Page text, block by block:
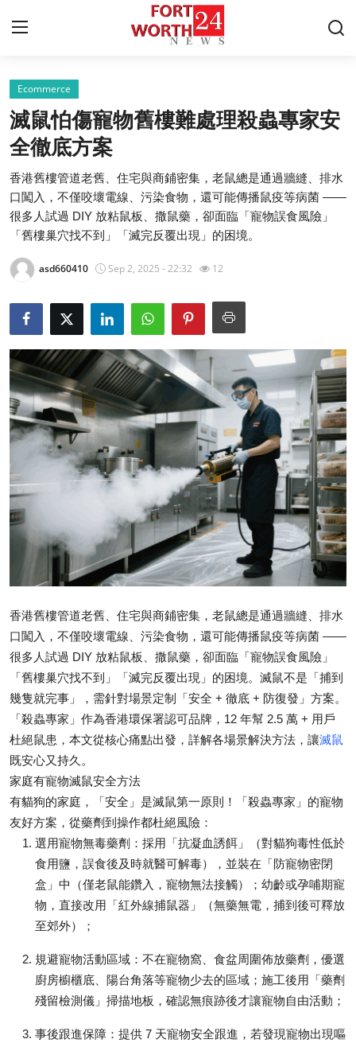
Home
Press Release
Contact
Privacy Policy
About
Health
Submit Press Release
Guest Posting
Crypto
Advertise with US
Business
Tech
Real Estate
General
Top 10
How To
Support Number
Ecommerce
滅鼠怕傷寵物舊樓難處理殺蟲專家安
全徹底方案
香港舊樓管道老舊、住宅與商鋪密集，老鼠總是通過牆縫、排水
口闖入，不僅咬壞電線、污染食物，還可能傳播鼠疫等病菌 ——
很多人試過 DIY 放粘鼠板、撒鼠藥，卻面臨「寵物誤食風險」
「舊樓巢穴找不到」「滅完反覆出現」的困境。
asd660410 Sep 2, 2025 - 22:32 12
香港舊樓管道老舊、住宅與商鋪密集，老鼠總是通過牆縫、排水
口闖入，不僅咬壞電線、污染食物，還可能傳播鼠疫等病菌 ——
很多人試過 DIY 放粘鼠板、撒鼠藥，卻面臨「寵物誤食風險」
「舊樓巢穴找不到」「滅完反覆出現」的困境。 滅鼠不是「捕到
幾隻就完事」，需針對場景定制「安全 + 徹底 + 防復發」方案。
「殺蟲專家」作為香港環保署認可品牌，12 年幫 2.5 萬 + 用戶
杜絕鼠患，本文從核心痛點出發，詳解各場景解決方法，讓滅鼠
既安心又持久。
家庭有寵物滅鼠安全方法
有貓狗的家庭，「安全」是滅鼠第一原則！「殺蟲專家」的寵物
友好方案，從藥劑到操作都杜絕風險：
選用寵物無毒藥劑 ：採用「抗凝血誘餌」（對貓狗毒性低於
食用鹽，誤食後及時就醫可解毒），並裝在「防寵物密閉
盒」中（僅老鼠能鑽入，寵物無法接觸）；幼齡或孕哺期寵
物，直接改用「紅外線捕鼠器」（無藥無電，捕到後可釋放
至郊外）；
規避寵物活動區域 ：不在寵物窩、食盆周圍佈放藥劑，優選
廚房櫥櫃底、陽台角落等寵物少去的區域；施工後用「藥劑
殘留檢測儀」掃描地板，確認無痕跡後才讓寵物自由活動；
事後跟進保障 ：提供 7 天寵物安全跟進，若發現寵物出現嘔